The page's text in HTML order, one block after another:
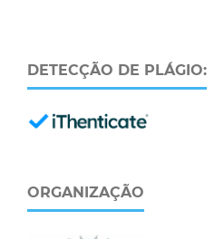
DETECÇÃO DE PLÁGIO:
ORGANIZAÇÃO